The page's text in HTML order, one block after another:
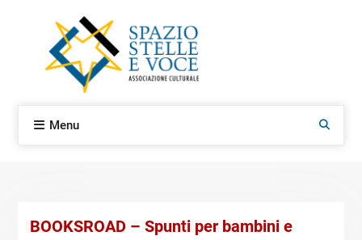
Menu Search
BOOKSROAD – Spunti per bambini e